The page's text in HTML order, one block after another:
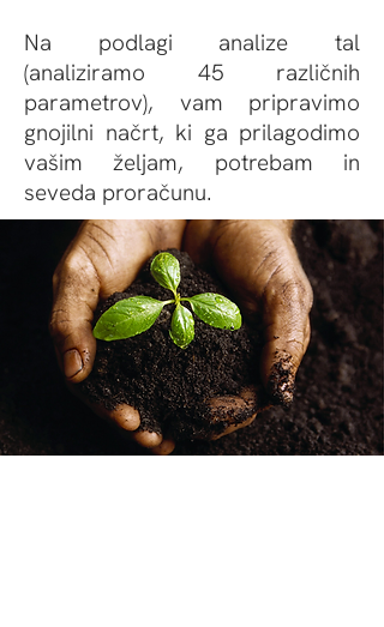
Na podlagi analize tal
(analiziramo 45 različnih
parametrov), vam pripravimo
gnojilni načrt, ki ga prilagodimo
vašim željam, potrebam in
seveda proračunu.